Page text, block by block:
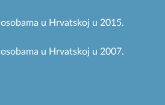
u Hrvatskoj u 2015.
u Hrvatskoj u 2007.